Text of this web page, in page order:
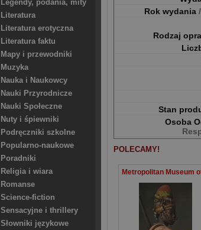
Legendy, podania, mity
Literatura
Literatura erotyczna
Literatura faktu
Mapy i przewodniki
Muzyka
Nauka i Naukowcy
Nauki Przyrodnicze
Nauki Społeczne
Nuty i śpiewniki
Podręczniki szkolne
Popularno-naukowe
Poradniki
Religia i wiara
Romanse
Science-fiction
Sensacyjne i thrillery
Słowniki językowe
Rok wydania
Rodzaj
Stan
Osoba
POLECAMY!